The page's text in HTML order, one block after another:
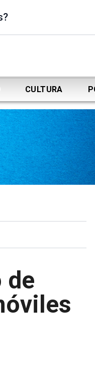
CULTURA
de